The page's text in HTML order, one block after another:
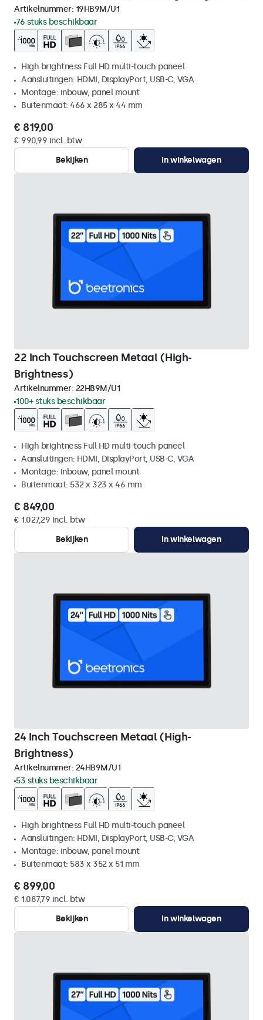
Artikelnummer: 19HB9M/U1
76 stuks beschikbaar
High brightness Full HD multi-touch paneel
Aansluitingen: HDMI, DisplayPort, USB-C, VGA
Montage: inbouw, panel mount
Buitenmaat: 466 x 285 x 44 mm
€ 819,00
€ 990,99 incl. btw
Bekijken
In winkelwagen
22 Inch Touchscreen Metaal (High-
Brightness)
Artikelnummer: 22HB9M/U1
100+ stuks beschikbaar
High brightness Full HD multi-touch paneel
Aansluitingen: HDMI, DisplayPort, USB-C, VGA
Montage: inbouw, panel mount
Buitenmaat: 532 x 323 x 46 mm
€ 849,00
€ 1.027,29 incl. btw
Bekijken
In winkelwagen
24 Inch Touchscreen Metaal (High-
Brightness)
Artikelnummer: 24HB9M/U1
53 stuks beschikbaar
High brightness Full HD multi-touch paneel
Aansluitingen: HDMI, DisplayPort, USB-C, VGA
Montage: inbouw, panel mount
Buitenmaat: 583 x 352 x 51 mm
€ 899,00
€ 1.087,79 incl. btw
Bekijken
In winkelwagen